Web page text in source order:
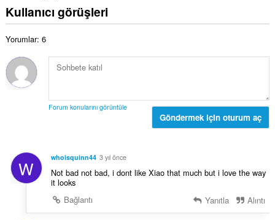
Kullanıcı görüşleri
Yorumlar: 6
Forum konularını görüntüle
Göndermek için oturum aç
W whoisquinn44 3 yıl önce
Not bad not bad, i dont like Xiao that much but i love the way
it looks
Bağlantı
Yanıtla Alıntı